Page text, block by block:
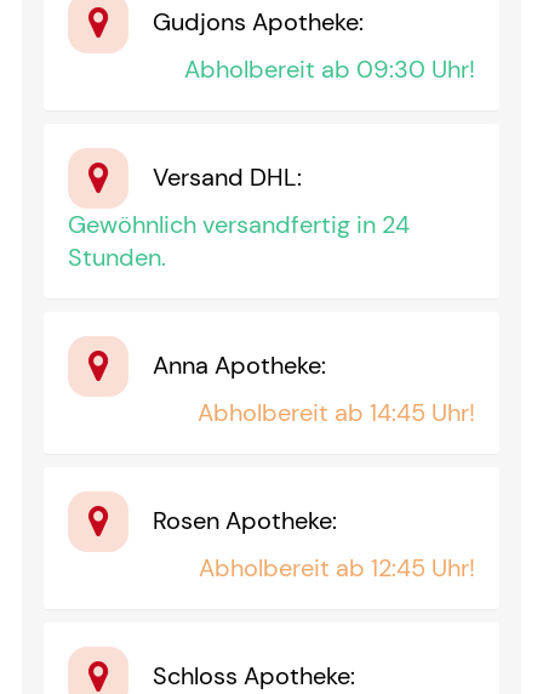
Gudjons Apotheke:
Abholbereit ab 09:30 Uhr!
Versand DHL:
Gewöhnlich versandfertig in 24
Stunden.
Anna Apotheke:
Abholbereit ab 14:45 Uhr!
Rosen Apotheke:
Abholbereit ab 12:45 Uhr!
Schloss Apotheke: